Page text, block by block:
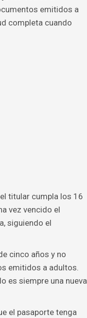
emitidos a
completa cuando
titular cumpla los 16
vez vencido el
siguiendo el
cinco años y no
emitidos a adultos.
es siempre una nueva
el pasaporte tenga